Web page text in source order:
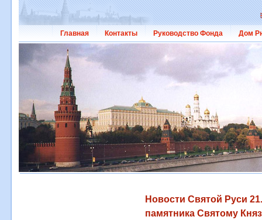
Главная Контакты Руководство Фонда Дом
Новости Святой Руси
памятника Святому